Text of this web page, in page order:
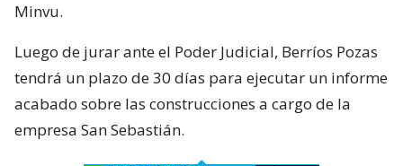
Minvu.
Luego de jurar ante el Poder Judicial, Berríos Pozas
tendrá un plazo de 30 días para ejecutar un informe
acabado sobre las construcciones a cargo de la
empresa San Sebastián.